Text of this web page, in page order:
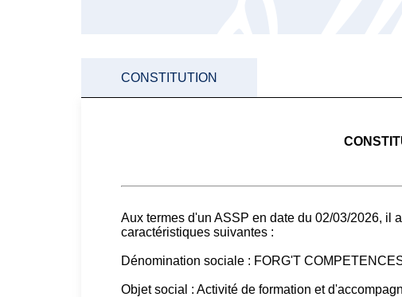
CONSTITUTION
Aux termes d'un ASSP en date du 02/03/2026, il
caractéristiques suivantes :
Dénomination sociale : FORG'T
Objet social : Activité de formation et